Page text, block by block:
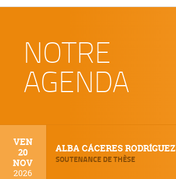
NOTRE
AGENDA
VEN
20
NOV
2026
ALBA CÁCERES RODRÍGUEZ
SOUTENANCE DE THÈSE